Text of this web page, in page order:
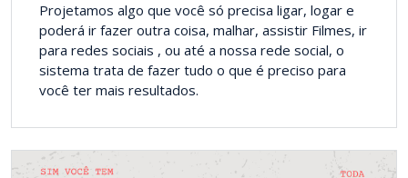
Projetamos algo que você só precisa ligar, logar e
poderá ir fazer outra coisa, malhar, assistir Filmes, ir
para redes sociais , ou até a nossa rede social, o
sistema trata de fazer tudo o que é preciso para
você ter mais resultados.